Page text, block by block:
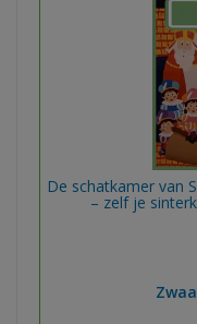
De schatkamer van
– zelf je